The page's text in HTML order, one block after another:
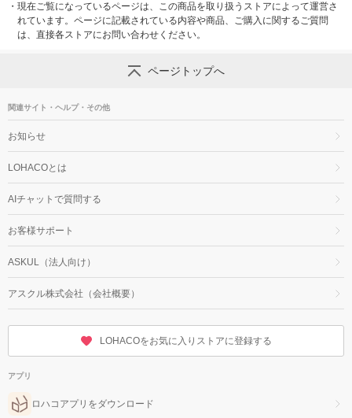
・ 現在ご覧になっているページは、この商品を取り扱うストアによって運営さ
れています。ページに記載されている内容や商品、ご購入に関するご質問
は、直接各ストアにお問い合わせください。
ページトップへ
関連サイト・ヘルプ・その他
お知らせ
LOHACOとは
AIチャットで質問する
お客様サポート
ASKUL（法人向け）
アスクル株式会社（会社概要）
LOHACOをお気に入りストアに登録する
アプリ
ロハコアプリをダウンロード